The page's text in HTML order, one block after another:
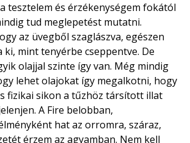
tesztelem és érzékenységem fokától
tud meglepetést mutatni.
az üvegből szaglászva, egészen
ki, mint tenyérbe cseppentve. De
olajjal szinte így van. Még mindig
lehet olajokat így megalkotni, hogy
fizikai sikon a tűzhöz társított illat
A Fire belobban,
hat az orromra, száraz,
érzem az agyamban. Nem kell